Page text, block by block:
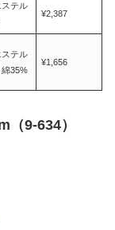
ステル
¥2,387
ステル
35%
¥1,656
9-634）